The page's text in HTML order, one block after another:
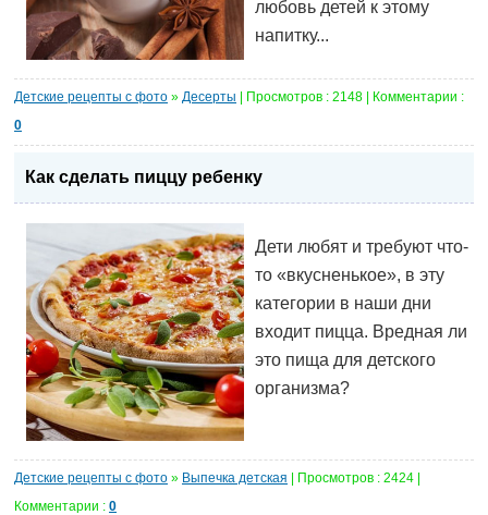
любовь детей к этому
напитку...
Детские рецепты с фото » Десерты | Просмотров : 2148 | Комментарии :
0
Как сделать пиццу ребенку
Дети любят и требуют что-
то «вкусненькое», в эту
категории в наши дни
входит пицца. Вредная ли
это пища для детского
организма?
Детские рецепты с фото » Выпечка детская | Просмотров : 2424 |
Комментарии : 0